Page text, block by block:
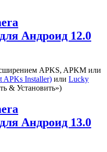
Андроид 12.0
APKS, APKM или
APKs Installer) или Lucky
& Установить»)
Андроид 13.0